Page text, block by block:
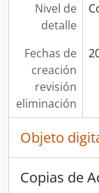
Nivel de
detalle
Fechas de
creación
revisión
eliminación
Objeto
Copias de